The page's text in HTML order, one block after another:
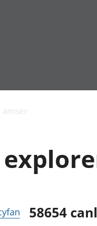
Llwodraeth, y sector
cyhoeddus a threthi
Cynnyrch Domestig
Gros
Mynegeion
amser
58654